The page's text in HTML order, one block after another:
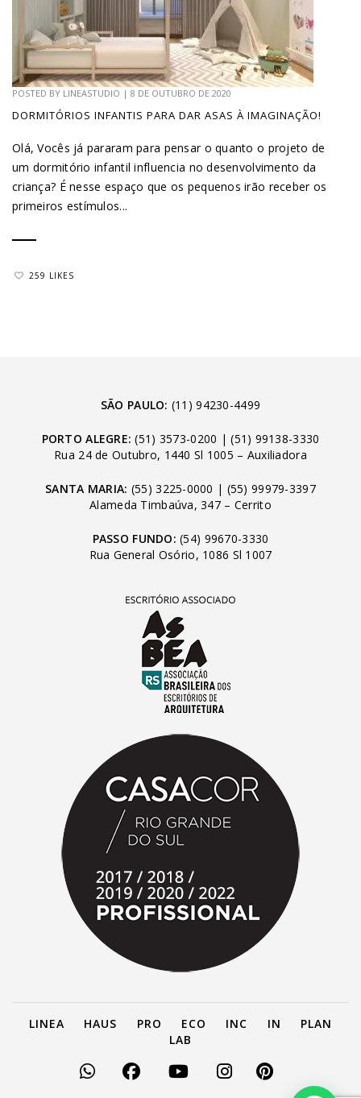
POSTED BY LINEASTUDIO | 8 DE OUTUBRO DE 2020
DORMITÓRIOS INFANTIS PARA DAR ASAS À IMAGINAÇÃO!
Olá, Vocês já pararam para pensar o quanto o projeto de
um dormitório infantil influencia no desenvolvimento da
criança? É nesse espaço que os pequenos irão receber os
primeiros estímulos...
259 LIKES
SÃO PAULO: (11) 94230-4499
PORTO ALEGRE: (51) 3573-0200 |(51) 99138-3330
Rua 24 de Outubro, 1440 Sl 1005 – Auxiliadora
SANTA MARIA: (55) 3225-0000 | (55) 99979-3397
Alameda Timbaúva, 347 – Cerrito
PASSO FUNDO: (54) 99670-3330
Rua General Osório, 1086 Sl 1007
LINEA HAUS PRO ECO INC IN
PLAN
LAB